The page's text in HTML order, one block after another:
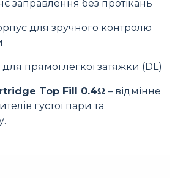
заправлення без протікань
для зручного контролю
прямої легкої затяжки (DL)
Top Fill 0.4Ω – відмінне
густої пари та